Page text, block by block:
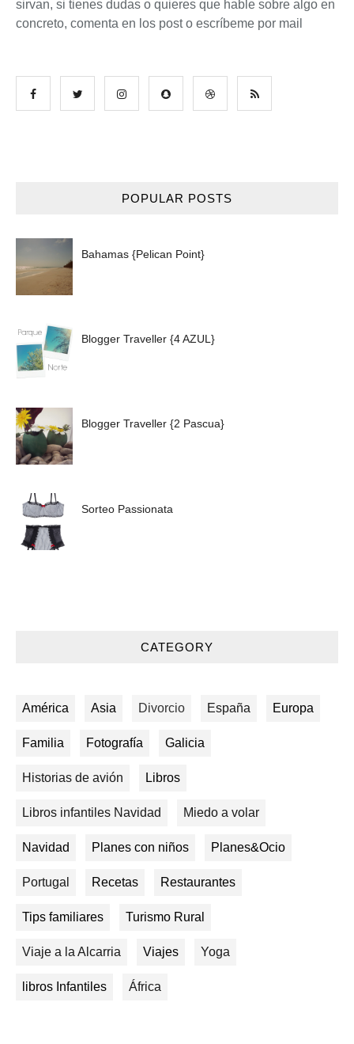
sirvan, si tienes dudas o quieres que hable sobre algo en
concreto, comenta en los post o escríbeme por mail
POPULAR POSTS
Bahamas {Pelican Point}
Blogger Traveller {4 AZUL}
Blogger Traveller {2 Pascua}
Sorteo Passionata
CATEGORY
América Asia Divorcio España Europa
Familia Fotografía Galicia
Historias de avión Libros
Libros infantiles Navidad Miedo a volar
Navidad Planes con niños Planes&Ocio
Portugal Recetas Restaurantes
Tips familiares Turismo Rural
Viaje a la Alcarria Viajes Yoga
libros Infantiles África